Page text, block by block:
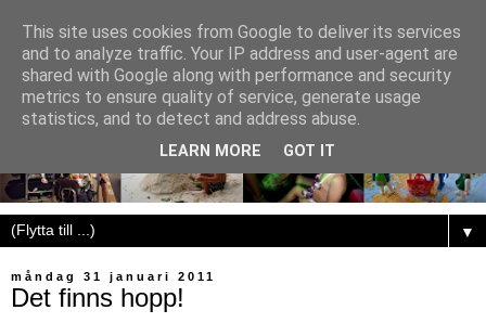
▼
måndag 31 januari 2011
Det finns hopp!
This site uses cookies from Google to deliver its services
and to analyze traffic. Your IP address and user-agent are
shared with Google along with performance and security
metrics to ensure quality of service, generate usage
statistics, and to detect and address abuse.
LEARN MORE GOT IT